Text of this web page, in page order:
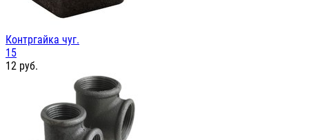
Контргайка чуг.
15
12 руб.